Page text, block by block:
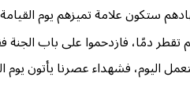
ستكون علامة تميزهم يوم
دمًا، فازدحموا على باب الجنة
اليوم، فشهداء عصرنا يأتون يوم